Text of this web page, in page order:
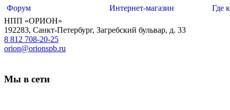
Форум
Интернет-магазин
Где
НПП «ОРИОН»
192283, Санкт-Петербург, Загребский бульвар, д. 33
8 812 708-20-25
orion@orionspb.ru
Мы в сети